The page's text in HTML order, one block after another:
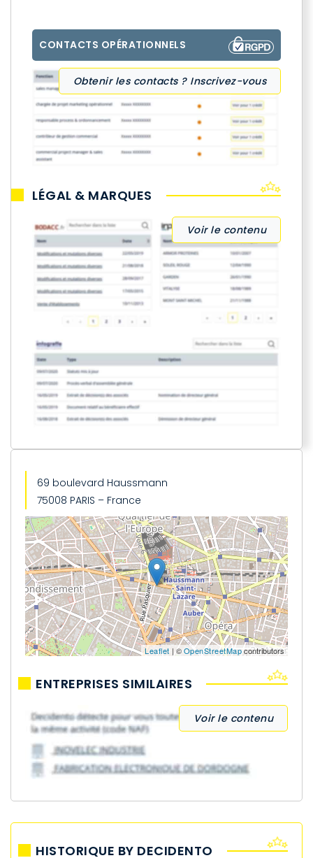
CONTACTS OPÉRATIONNELS
Obtenir les contacts ? Inscrivez-vous
LÉGAL & MARQUES
Voir le contenu
69 boulevard Haussmann
75008 PARIS – France
Leaflet | ©OpenStreetMapcontributors
ENTREPRISES SIMILAIRES
Voir le contenu
HISTORIQUE BY DECIDENTO